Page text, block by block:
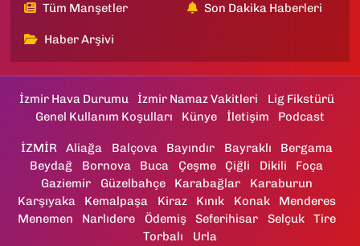
Tüm Manşetler Son Dakika Haberleri
Haber Arşivi
İzmir Hava Durumu İzmir Namaz Vakitleri
Lig Fikstürü
Genel Kullanım Koşulları
Künye İletişim Podcast
İZMİR Aliağa Balçova Bayındır Bayraklı
Bergama
Beydağ
Bornova Buca Çeşme Çiğli Dikili
Foça
Gaziemir
Güzelbahçe Karabağlar
Karaburun
Karşıyaka
Kemalpaşa Kiraz Kınık Konak
Menderes
Menemen
Narlıdere Ödemiş Seferihisar Selçuk
Tire
Torbalı
Urla